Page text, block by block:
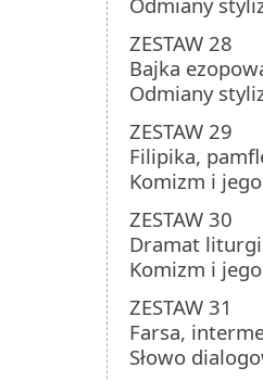
ZESTAW 28
Bajka
Odmiany
ZESTAW 29
Filipika,
Komizm i
ZESTAW 30
Dramat
Komizm i
ZESTAW 31
Farsa,
Słowo